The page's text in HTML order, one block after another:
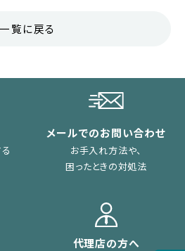
一覧に戻る
メールでのお問い合わせ
お手入れ方法や、
困ったときの対処法
代理店の方へ